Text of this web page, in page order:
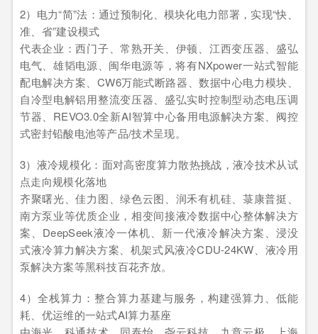
2）电力“简”法：通过预制化、模块化电力部署，实现“快、
准、省”建设模式
代表企业：西门子、常熟开关、伊顿、江西变压器、盛弘
电气、雄韬电源、闽华电源等，将有NXpower一站式智能
配电解决方案、CW6万能式断路器、数据中心电力模块、
自冷型电解铝用整流变压器、盛弘实时控制型动态电压调
节器、REVO3.0全新AI智算中心备用电源解决方案、阀控
式密封铅酸电池等产品/技术呈现。
3）液冷规模化：面对高密度算力散热挑战，液冷技术从试
点走向规模化落地
齐聚曙光、佳力图、绿色云图、润禾有机硅、菉康普挺、
南方泵业等优质企业，相变间接液冷数据中心整体解决方
案、DeepSeek液冷一体机、新一代液冷解决方案、浸没
式液冷算力解决方案、机架式风液冷CDU-24KW、液冷用
泵解决方案等黑科技百花齐放。
4）全栈算力：整合算力基建与服务，构建强算力、低能
耗、优运维的一站式AI算力基座